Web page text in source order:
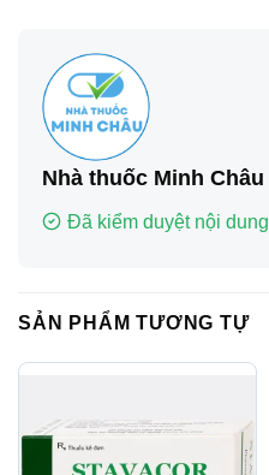
Nhà thuốc Minh Châu
Đã kiểm duyệt nội dung
SẢN PHẨM TƯƠNG TỰ